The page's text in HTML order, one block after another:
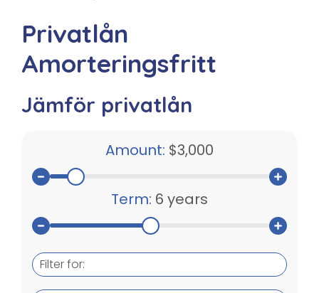
Privatlån
Amorteringsfritt
Jämför privatlån
Amount: $3,000
Term: 6 years
Filter for: